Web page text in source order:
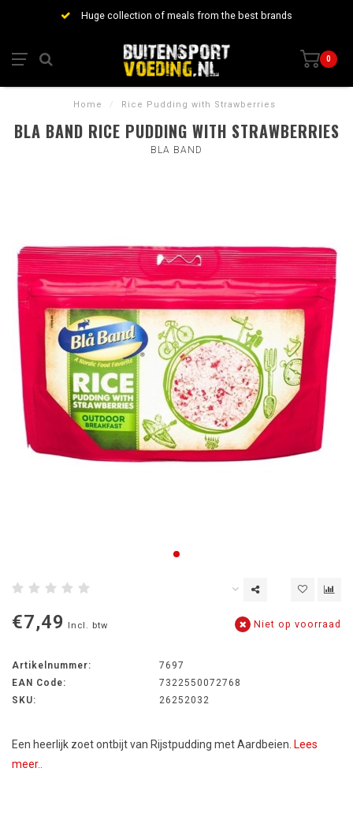
Huge collection of meals from the best brands
0
Home / Rice Pudding with Strawberries
BLA BAND RICE PUDDING WITH STRAWBERRIES
BLA BAND
€7,49 Incl. btw Niet op voorraad
Artikelnummer:
7697
EAN Code:
7322550072768
SKU:
26252032
Een heerlijk zoet ontbijt van Rijstpudding met Aardbeien. Lees
meer..